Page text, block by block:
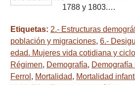
1788 y 1803.…
Etiquetas: 2.- Estructuras
población y migraciones, 6.-
edad. Mujeres vida cotidiana y ciclo
Régimen, Demografía, Demografía
Ferrol , Mortalidad, Mortalidad